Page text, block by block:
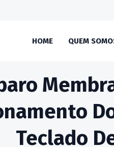
HOME QUEM
Teclado